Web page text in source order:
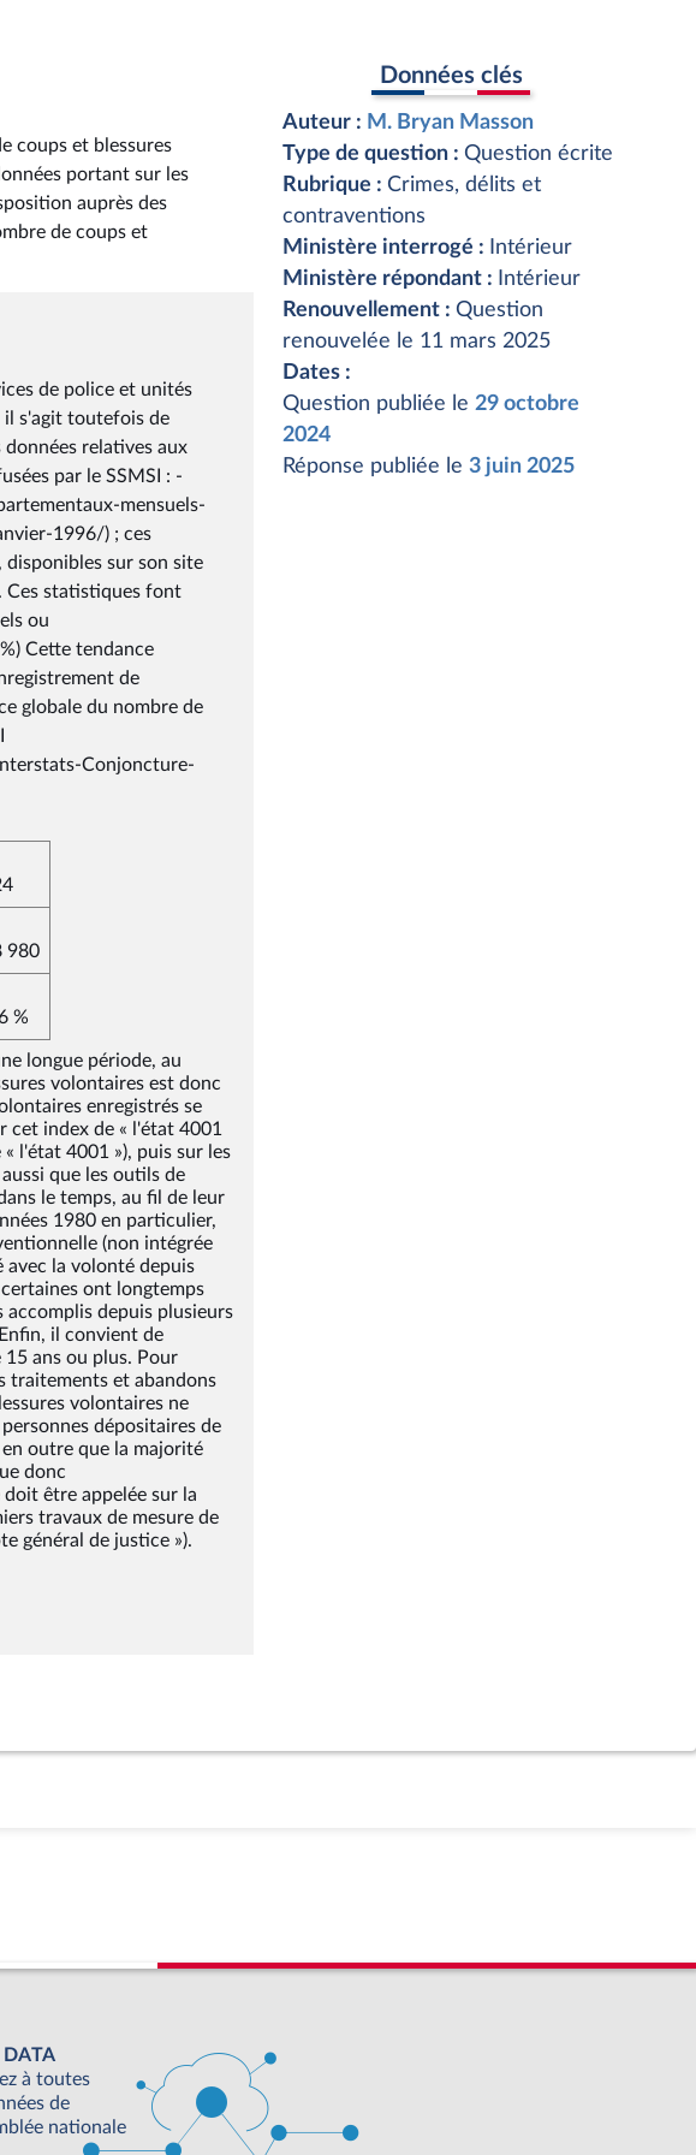
coups et blessures
portant sur les
auprès des
de coups et
de police et unités
il s'agit toutefois de
relatives aux
par le SSMSI : -
mensuels-
1996/) ; ces
disponibles sur son site
Ces statistiques font
ou
Cette tendance
de
globale du nombre de
Conjoncture-
980
%
longue période, au
volontaires est donc
enregistrés se
cet index de « l'état 4001
l'état 4001 »), puis sur les
que les outils de
le temps, au fil de leur
1980 en particulier,
(non intégrée
avec la volonté depuis
ont longtemps
depuis plusieurs
il convient de
ans ou plus. Pour
traitements et abandons
volontaires ne
dépositaires de
outre que la majorité
donc
être appelée sur la
travaux de mesure de
général de justice »).
Données clés
Auteur : M. Bryan Masson
Type de question : Question écrite
Rubrique : Crimes, délits et
contraventions
Ministère interrogé :
Intérieur
Ministère répondant :
Intérieur
Renouvellement : Question
renouvelée le 11 mars 2025
Dates :
Question publiée le 29 octobre
2024
Réponse publiée le 3 juin 2025
DATA
à toutes
de
nationale